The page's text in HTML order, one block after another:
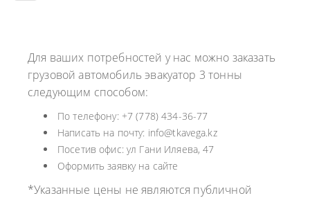
Для ваших потребностей у нас можно заказать
грузовой автомобиль эвакуатор 3 тонны
следующим способом:
По телефону: +7 (778) 434-36-77
Написать на почту: info@tkavega.kz
Посетив офис: ул Гани Иляева, 47
Оформить заявку на сайте
*Указанные цены не являются публичной